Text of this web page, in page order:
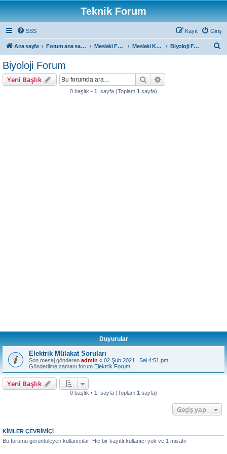
Teknik Forum
SSS Giriş
Kayıt
Ana sayfa Forum ana sayfa Mesleki Forumlar Mesleki Konular Biyoloji Forum
Biyoloji Forum
Yeni Başlık Ara
0 başlık • 1 . sayfa (Toplam 1 sayfa)
Duyurular
Elektrik Mülakat Soruları
Son mesaj gönderen admin « 02 Şub 2021 , Sal 4:51 pm
Gönderilme zamanı forum Elektrik Forum
Yeni Başlık
0 başlık • 1 . sayfa (Toplam 1 sayfa)
Geçiş yap
KIMLER ÇEVRIMIÇI
Bu forumu görüntüleyen kullanıcılar: Hiç bir kayıtlı kullanıcı yok ve 1 misafir